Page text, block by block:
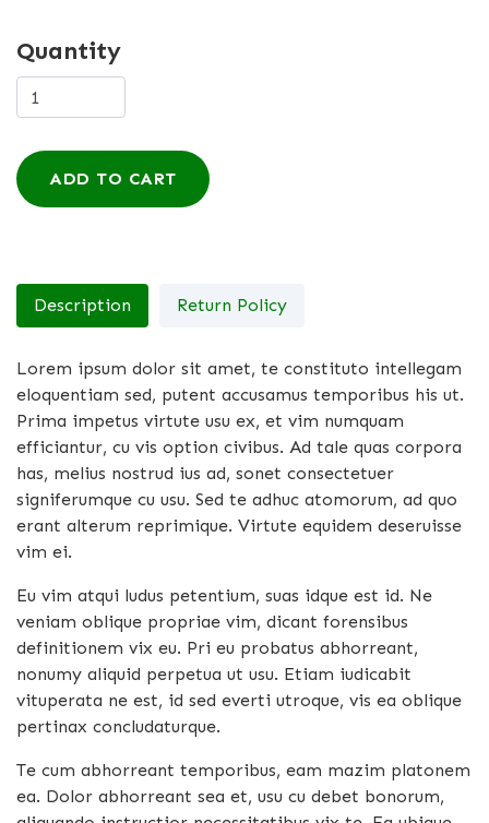
Quantity
ADD TO CART
Description Return Policy
Lorem ipsum dolor sit amet, te constituto intellegam
eloquentiam sed, putent accusamus temporibus his ut.
Prima impetus virtute usu ex, et vim numquam
efficiantur, cu vis option civibus. Ad tale quas corpora
has, melius nostrud ius ad, sonet consectetuer
signiferumque cu usu. Sed te adhuc atomorum, ad quo
erant alterum reprimique. Virtute equidem deseruisse
vim ei.
Eu vim atqui ludus petentium, suas idque est id. Ne
veniam oblique propriae vim, dicant forensibus
definitionem vix eu. Pri eu probatus abhorreant,
nonumy aliquid perpetua ut usu. Etiam iudicabit
vituperata ne est, id sed everti utroque, vis ea oblique
pertinax concludaturque.
Te cum abhorreant temporibus, eam mazim platonem
ea. Dolor abhorreant sea et, usu cu debet bonorum,